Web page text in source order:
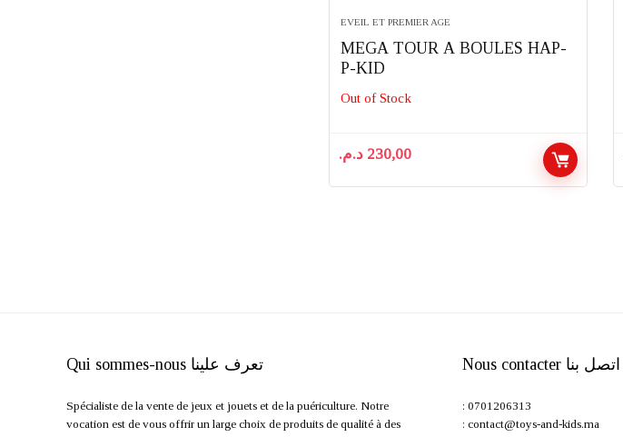
EVEIL ET PREMIER AGE
MEGA TOUR A BOULES HAP-
P-KID
Out of Stock
230,00 د.م.
Qui sommes-nous تعرف علينا
Spécialiste de la vente de jeux et jouets et de la puériculture. Notre
vocation est de vous offrir un large choix de produits de qualité à des
Nous contacter اتصل بنا
: 0701206313
: contact@toys-and-kids.ma